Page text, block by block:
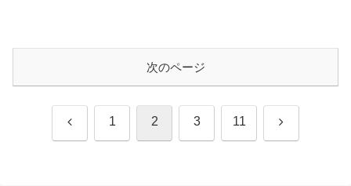
退職をする人も新たなステップ
す。職場で、家庭で、ほんのち
持ちも豊かにな...
次のページ
前 1 2 3 11 次